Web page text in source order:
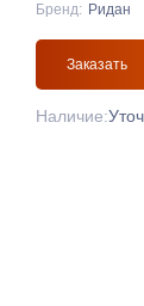
Бренд: Ридан
Заказать
Наличие: